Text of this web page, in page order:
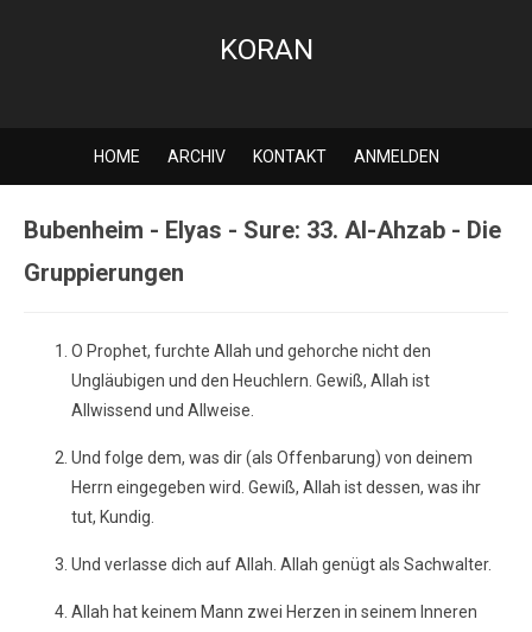
KORAN
HOME ARCHIV KONTAKT ANMELDEN
Bubenheim - Elyas - Sure: 33. Al-Ahzab - Die
Gruppierungen
O Prophet, furchte Allah und gehorche nicht den
Ungläubigen und den Heuchlern. Gewiß, Allah ist
Allwissend und Allweise.
Und folge dem, was dir (als Offenbarung) von deinem
Herrn eingegeben wird. Gewiß, Allah ist dessen, was ihr
tut, Kundig.
Und verlasse dich auf Allah. Allah genügt als Sachwalter.
Allah hat keinem Mann zwei Herzen in seinem Inneren